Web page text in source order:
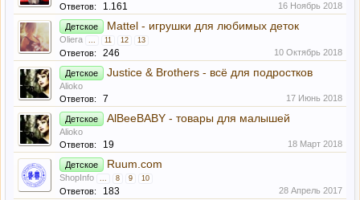
Ответов: 1.161 16 Ноябрь 2018
Детское Mattel - игрушки для любимых деток
Oliera ... 11 12 13
Ответов: 246 10 Октябрь 2018
Детское Justice & Brothers - всё для подростков
Alioko
Ответов:
7 17 Июнь 2018
Детское AlBeeBABY - товары для малышей
Alioko
Ответов:
19 18 Март 2018
Детское Ruum.com
ShopInfo ... 8 9 10
Ответов: 183 28 Апрель 2017